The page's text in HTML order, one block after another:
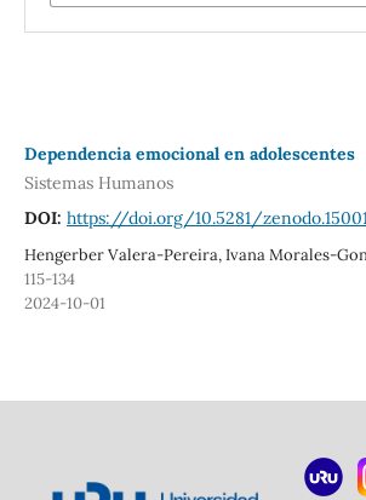
Dependencia emocional en adolescentes
Sistemas Humanos
DOI: https://doi.org/10.5281/
Hengerber Valera-Pereira, Ivana Morales-
115-134
2024-10-01